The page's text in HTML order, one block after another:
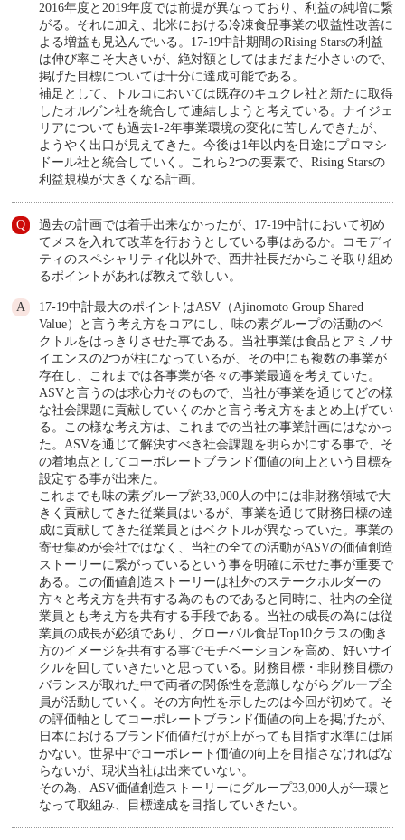
2016年度と2019年度では前提が異なっており、利益の純増に繋
がる。それに加え、北米における冷凍食品事業の収益性改善に
よる増益も見込んでいる。17-19中計期間のRising Starsの利益
は伸び率こそ大きいが、絶対額としてはまだまだ小さいので、
掲げた目標については十分に達成可能である。
補足として、トルコにおいては既存のキュクレ社と新たに取得
したオルゲン社を統合して連結しようと考えている。ナイジェ
リアについても過去1-2年事業環境の変化に苦しんできたが、
ようやく出口が見えてきた。今後は1年以内を目途にプロマシ
ドール社と統合していく。これら2つの要素で、Rising Starsの
利益規模が大きくなる計画。
過去の計画では着手出来なかったが、17-19中計において初め
てメスを入れて改革を行おうとしている事はあるか。コモディ
ティのスペシャリティ化以外で、西井社長だからこそ取り組め
るポイントがあれば教えて欲しい。
17-19中計最大のポイントはASV（Ajinomoto Group Shared
Value）と言う考え方をコアにし、味の素グループの活動のベ
クトルをはっきりさせた事である。当社事業は食品とアミノサ
イエンスの2つが柱になっているが、その中にも複数の事業が
存在し、これまでは各事業が各々の事業最適を考えていた。
ASVと言うのは求心力そのもので、当社が事業を通じてどの様
な社会課題に貢献していくのかと言う考え方をまとめ上げてい
る。この様な考え方は、これまでの当社の事業計画にはなかっ
た。ASVを通じて解決すべき社会課題を明らかにする事で、そ
の着地点としてコーポレートブランド価値の向上という目標を
設定する事が出来た。
これまでも味の素グループ約33,000人の中には非財務領域で大
きく貢献してきた従業員はいるが、事業を通じて財務目標の達
成に貢献してきた従業員とはベクトルが異なっていた。事業の
寄せ集めが会社ではなく、当社の全ての活動がASVの価値創造
ストーリーに繋がっているという事を明確に示せた事が重要で
ある。この価値創造ストーリーは社外のステークホルダーの
方々と考え方を共有する為のものであると同時に、社内の全従
業員とも考え方を共有する手段である。当社の成長の為には従
業員の成長が必須であり、グローバル食品Top10クラスの働き
方のイメージを共有する事でモチベーションを高め、好いサイ
クルを回していきたいと思っている。財務目標・非財務目標の
バランスが取れた中で両者の関係性を意識しながらグループ全
員が活動していく。その方向性を示したのは今回が初めて。そ
の評価軸としてコーポレートブランド価値の向上を掲げたが、
日本におけるブランド価値だけが上がっても目指す水準には届
かない。世界中でコーポレート価値の向上を目指さなければな
らないが、現状当社は出来ていない。
その為、ASV価値創造ストーリーにグループ33,000人が一環と
なって取組み、目標達成を目指していきたい。